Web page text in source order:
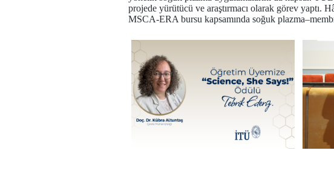
projede yürütücü ve araştırmacı olarak görev yaptı.
MSCA-ERA bursu kapsamında soğuk